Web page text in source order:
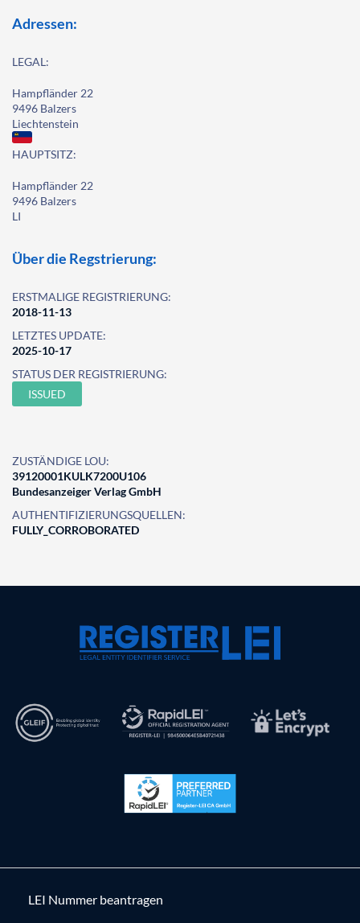
Adressen:
LEGAL:
Hampfländer 22
9496 Balzers
Liechtenstein
HAUPTSITZ:
Hampfländer 22
9496 Balzers
LI
Über die Regstrierung:
ERSTMALIGE REGISTRIERUNG:
2018-11-13
LETZTES UPDATE:
2025-10-17
STATUS DER REGISTRIERUNG:
ISSUED
ZUSTÄNDIGE LOU:
39120001KULK7200U106
Bundesanzeiger Verlag GmbH
AUTHENTIFIZIERUNGSQUELLEN:
FULLY_CORROBORATED
LEI Nummer beantragen